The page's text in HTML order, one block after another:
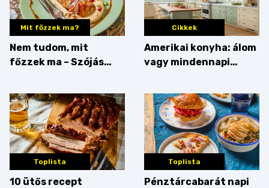
Mit főzzek ma?
Nem tudom, mit
főzzek ma – Szójás
Cikkek
Amerikai konyha: álom
vagy mindennapi
az érveket
Toplista
10 ütős recept
Toplista
Pénztárcabarát napi